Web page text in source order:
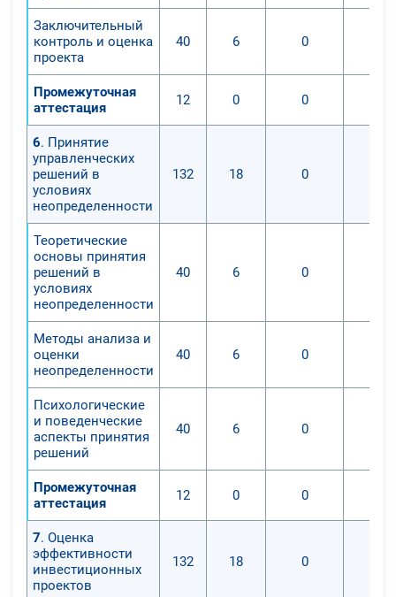
Заключительный
контроль и оценка
проекта
40 6 0
Промежуточная
аттестация
12 0 0
6. Принятие
управленческих
решений в
условиях
неопределенности
132 18 0
Теоретические
основы принятия
решений в
условиях
неопределенности
40 6 0
Методы анализа и
оценки
неопределенности
40 6 0
Психологические
и поведенческие
аспекты принятия
решений
40 6 0
Промежуточная
аттестация
12 0 0
7. Оценка
эффективности
инвестиционных
проектов
132 18 0